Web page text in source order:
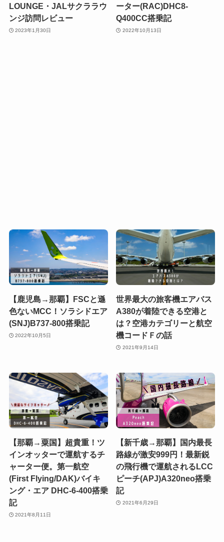
LOUNGE・JALサクララウ
ンジ訪問レビュー
2023年1月30日
ーター(RAC)DHC8-
Q400CC搭乗記
2022年10月13日
【鹿児島→那覇】FSCと遜
色ないMCC！ソラシドエア
(SNJ)B737-800搭乗記
2022年10月5日
世界最大の旅客機エアバス
A380が着陸できる空港と
は？空港カテゴリーと航空
機コードＦの話
2021年9月14日
【那覇→粟国】超貴重！ツ
インオッターで運航するチ
ャーター便。第一航空
(First Flying/DAK)バイキ
ング・エア DHC-6-400搭乗
記
2021年8月11日
【新千歳→那覇】国内最長
路線が激安999円！最新鋭
の飛行機で運航されるLCC
ピーチ(APJ)A320neo搭乗
記
2021年6月29日